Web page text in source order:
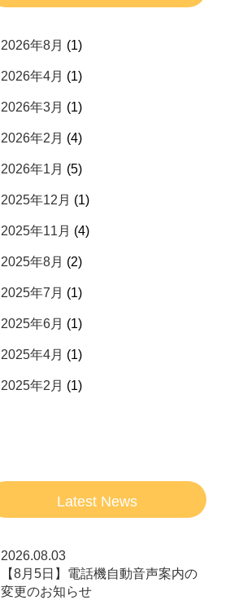
2026年8月 (1)
2026年4月 (1)
2026年3月 (1)
2026年2月 (4)
2026年1月 (5)
2025年12月 (1)
2025年11月 (4)
2025年8月 (2)
2025年7月 (1)
2025年6月 (1)
2025年4月 (1)
2025年2月 (1)
Latest News
2026.08.03
【8月5日】電話機自動音声案内の
変更のお知らせ